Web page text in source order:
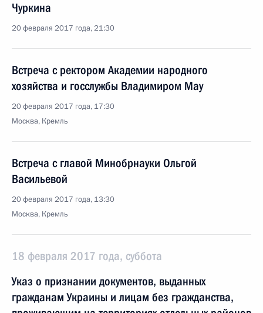
Чуркина
20 февраля 2017 года, 21:30
Встреча с ректором Академии народного
хозяйства и госслужбы Владимиром Мау
20 февраля 2017 года, 17:30
Москва, Кремль
Встреча с главой Минобрнауки Ольгой
Васильевой
20 февраля 2017 года, 13:30
Москва, Кремль
18 февраля 2017 года, суббота
Указ о признании документов, выданных
гражданам Украины и лицам без гражданства,